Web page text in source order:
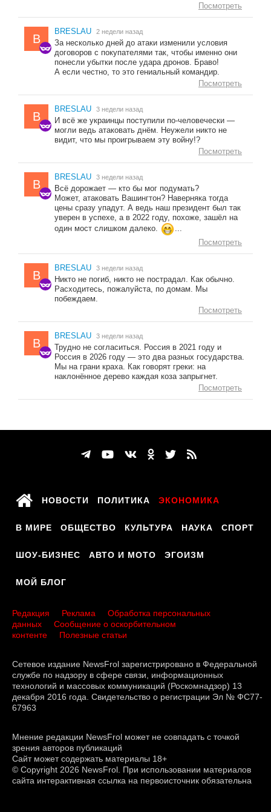
Посмотреть
B
BRESLAU 2 недели назад
За несколько дней до атаки изменили условия
договоров с покупателями так, чтобы именно они
понесли убытки после удара дронов. Браво!
А если честно, то это гениальный командир.
Посмотреть
B
BRESLAU 3 недели назад
И всё же украинцы поступили по-человечески —
могли ведь атаковать днём. Неужели никто не
видит, что мы проигрываем эту войну!?
Посмотреть
B
BRESLAU 3 недели назад
Всё дорожает — кто бы мог подумать?
Может, атаковать Вашингтон? Наверняка тогда
цены сразу упадут. А ведь наш президент был так
уверен в успехе, а в 2022 году, похоже, зашёл на
один мост слишком далеко.
...
Посмотреть
B
BRESLAU 3 недели назад
Никто не погиб, никто не пострадал. Как обычно.
Расходитесь, пожалуйста, по домам. Мы
побеждаем.
Посмотреть
B
BRESLAU 3 недели назад
Трудно не согласиться. Россия в 2021 году и
Россия в 2026 году — это два разных государства.
Мы на грани краха. Как говорят греки: на
наклонённое дерево каждая коза запрыгнет.
Посмотреть
НОВОСТИ ПОЛИТИКА ЭКОНОМИКА
В МИРЕ ОБЩЕСТВО КУЛЬТУРА НАУКА СПОРТ
ШОУ-БИЗНЕС АВТО И МОТО ЭГОИЗМ
МОЙ БЛОГ
Редакция Реклама
Обработка персональных
данных
Сообщение о оскорбительном
контенте
Полезные статьи
Сетевое издание NewsFrol зарегистрировано в Федеральной
службе по надзору в сфере связи, информационных
технологий и массовых коммуникаций (Роскомнадзор) 13
декабря 2016 года. Свидетельство о регистрации Эл № ФС77-
67963
Мнение редакции NewsFrol может не совпадать с точкой
зрения авторов публикаций
Сайт может содержать материалы 18+
© Copyright 2026 NewsFrol. При использовании материалов
сайта интерактивная ссылка на первоисточник обязательна